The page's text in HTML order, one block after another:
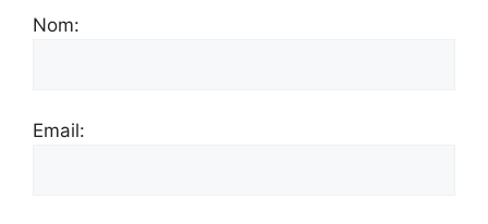
Nom:
Email: